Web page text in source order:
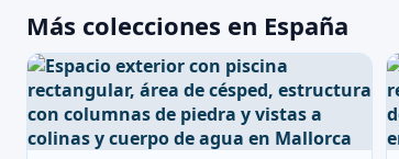
Más colecciones en España